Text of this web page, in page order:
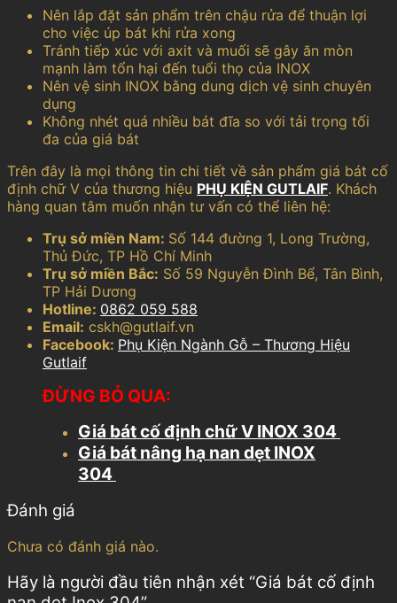
Nên lắp đặt sản phẩm trên chậu rửa để thuận lợi
cho việc úp bát khi rửa xong
Tránh tiếp xúc với axit và muối sẽ gây ăn mòn
mạnh làm tổn hại đến tuổi thọ của INOX
Nên vệ sinh INOX bằng dung dịch vệ sinh chuyên
dụng
Không nhét quá nhiều bát đĩa so với tải trọng tối
đa của giá bát
Trên đây là mọi thông tin chi tiết về sản phẩm giá bát cố
định chữ V của thương hiệu PHỤ KIỆN GUTLAIF. Khách
hàng quan tâm muốn nhận tư vấn có thể liên hệ:
Trụ sở miền Nam: Số 144 đường 1, Long Trường,
Thủ Đức, TP Hồ Chí Minh
Trụ sở miền Bắc: Số 59 Nguyễn Đình Bể, Tân Bình,
TP Hải Dương
Hotline: 0862 059 588
Email: cskh@gutlaif.vn
Facebook: Phụ Kiện Ngành Gỗ – Thương Hiệu
Gutlaif
ĐỪNG BỎ QUA:
Giá bát cố định chữ V INOX 304
Giá bát nâng hạ nan dẹt INOX
304
Đánh giá
Chưa có đánh giá nào.
Hãy là người đầu tiên nhận xét “Giá bát cố định